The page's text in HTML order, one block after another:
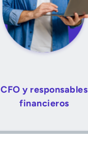
CFO y responsables
financieros